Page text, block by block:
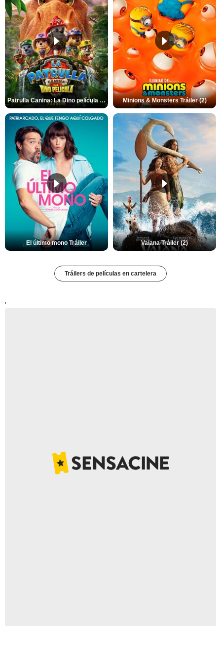
Patrulla Canina: La Dino película Tráiler VO Minions & Monsters Tráiler (2)
El último mono Tráiler Vaiana Tráiler (2)
Tráilers de películas en cartelera
'